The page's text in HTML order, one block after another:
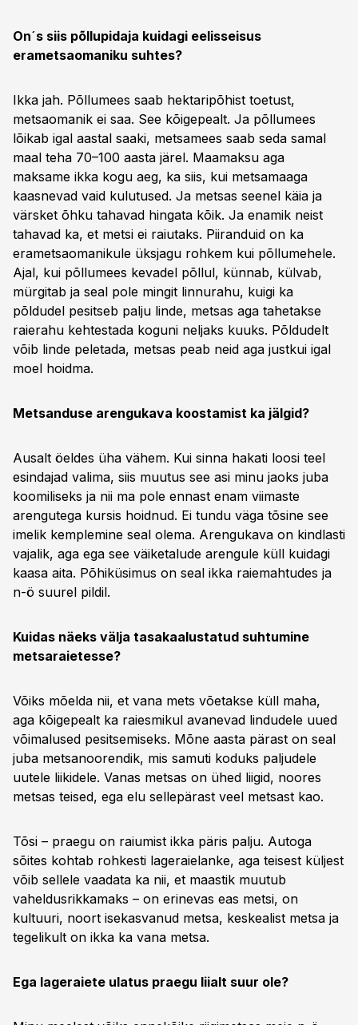
On´s siis põllupidaja kuidagi eelisseisus
erametsaomaniku suhtes?
Ikka jah. Põllumees saab hektaripõhist toetust,
metsaomanik ei saa. See kõigepealt. Ja põllumees
lõikab igal aastal saaki, metsamees saab seda samal
maal teha 70–100 aasta järel. Maamaksu aga
maksame ikka kogu aeg, ka siis, kui metsamaaga
kaasnevad vaid kulutused. Ja metsas seenel käia ja
värsket õhku tahavad hingata kõik. Ja enamik neist
tahavad ka, et metsi ei raiutaks. Piiranduid on ka
erametsaomanikule üksjagu rohkem kui põllumehele.
Ajal, kui põllumees kevadel põllul, künnab, külvab,
mürgitab ja seal pole mingit linnurahu, kuigi ka
põldudel pesitseb palju linde, metsas aga tahetakse
raierahu kehtestada koguni neljaks kuuks. Põldudelt
võib linde peletada, metsas peab neid aga justkui igal
moel hoidma.
Metsanduse arengukava koostamist ka jälgid?
Ausalt öeldes üha vähem. Kui sinna hakati loosi teel
esindajad valima, siis muutus see asi minu jaoks juba
koomiliseks ja nii ma pole ennast enam viimaste
arengutega kursis hoidnud. Ei tundu väga tõsine see
imelik kemplemine seal olema. Arengukava on kindlasti
vajalik, aga ega see väiketalude arengule küll kuidagi
kaasa aita. Põhiküsimus on seal ikka raiemahtudes ja
n-ö suurel pildil.
Kuidas näeks välja tasakaalustatud suhtumine
metsaraietesse?
Võiks mõelda nii, et vana mets võetakse küll maha,
aga kõigepealt ka raiesmikul avanevad lindudele uued
võimalused pesitsemiseks. Mõne aasta pärast on seal
juba metsanoorendik, mis samuti koduks paljudele
uutele liikidele. Vanas metsas on ühed liigid, noores
metsas teised, ega elu sellepärast veel metsast kao.
Tõsi – praegu on raiumist ikka päris palju. Autoga
sõites kohtab rohkesti lageraielanke, aga teisest küljest
võib sellele vaadata ka nii, et maastik muutub
vaheldusrikkamaks – on erinevas eas metsi, on
kultuuri, noort isekasvanud metsa, keskealist metsa ja
tegelikult on ikka ka vana metsa.
Ega lageraiete ulatus praegu liialt suur ole?